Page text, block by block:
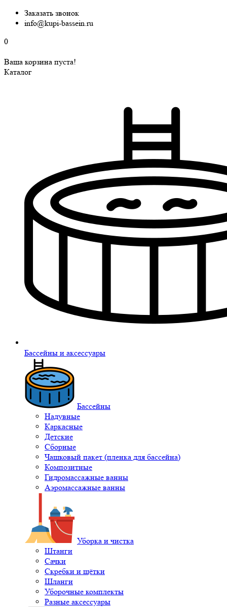
Заказать звонок
info@kupi-bassein.ru
0
Ваша корзина пуста!
Каталог
Бассейны и аксессуары
Бассейны
Надувные
Каркасные
Детские
Сборные
Чашковый пакет (пленка для бассейна)
Композитные
Гидромассажные ванны
Аэромассажные ванны
Уборка и чистка
Штанги
Сачки
Скребки и щётки
Шланги
Уборочные комплекты
Разные аксессуары